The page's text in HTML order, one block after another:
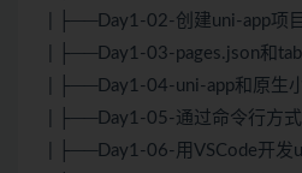
| ├──Day1-02-创建uni-app项
| ├──Day1-03-pages.json和
| ├──Day1-04-uni-app和原生
| ├──Day1-05-通过命令行方
| ├──Day1-06-用VSCode开发